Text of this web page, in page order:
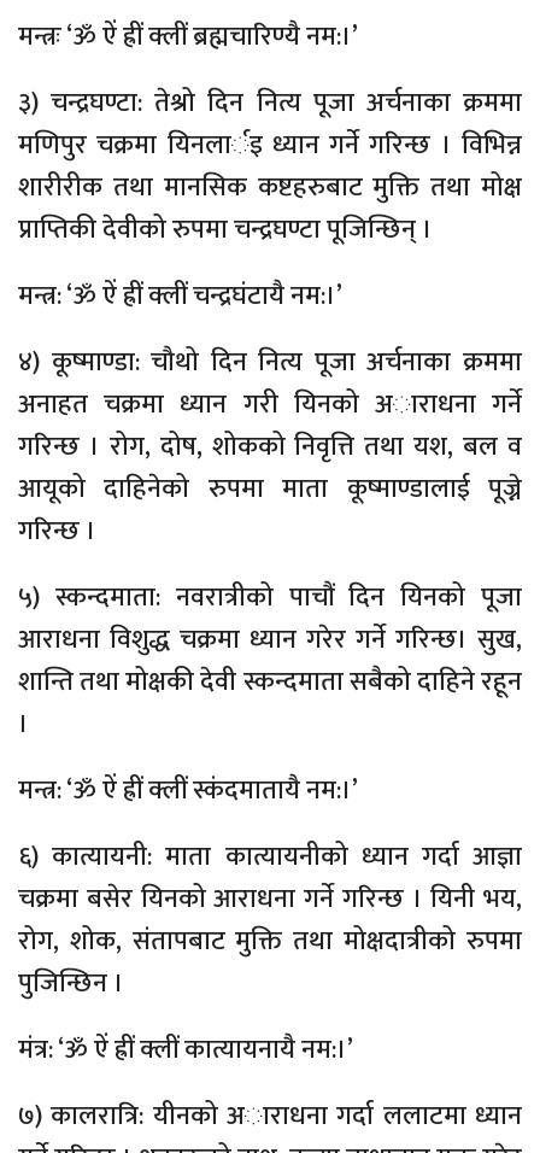
मन्त्रः ‘ॐ ऐं ह्रीं क्लीं ब्रह्मचारिण्यै नम:।’
३) चन्द्रघण्टा: तेश्रो दिन नित्य पूजा अर्चनाका क्रममा
मणिपुर चक्रमा यिनलार्इ ध्यान गर्ने गरिन्छ । विभिन्न
शारीरीक तथा मानसिक कष्टहरुबाट मुक्ति तथा मोक्ष
प्राप्तिकी देवीको रुपमा चन्द्रघण्टा पूजिन्छिन् ।
मन्त्र: ‘ॐ ऐं ह्रीं क्लीं चन्द्रघंटायै नम:।’
४) कूष्माण्डा: चौथो दिन नित्य पूजा अर्चनाका क्रममा
अनाहत चक्रमा ध्यान गरी यिनको अाराधना गर्ने
गरिन्छ । रोग, दोष, शोकको निवृत्ति तथा यश, बल व
आयूको दाहिनेको रुपमा माता कूष्माण्डालाई पूज्ने
गरिन्छ ।
५) स्कन्दमाता: नवरात्रीको पाचौं दिन यिनको पूजा
आराधना विशुद्ध चक्रमा ध्यान गरेर गर्ने गरिन्छ। सुख,
शान्ति तथा मोक्षकी देवी स्कन्दमाता सबैको दाहिने रहून
।
मन्त्र: ‘ॐ ऐं ह्रीं क्लीं स्कंदमातायै नम:।’
६) कात्यायनी: माता कात्यायनीको ध्यान गर्दा आज्ञा
चक्रमा बसेर यिनको आराधना गर्ने गरिन्छ । यिनी भय,
रोग, शोक, संतापबाट मुक्ति तथा मोक्षदात्रीको रुपमा
पुजिन्छिन ।
मंत्र: ‘ॐ ऐं ह्रीं क्लीं कात्यायनायै नम:।’
७) कालरात्रि: यीनको अाराधना गर्दा ललाटमा ध्यान